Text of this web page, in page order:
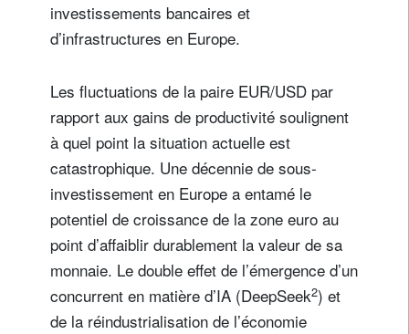
investissements bancaires et
d’infrastructures en Europe.
Les fluctuations de la paire EUR/USD par
rapport aux gains de productivité soulignent
à quel point la situation actuelle est
catastrophique. Une décennie de sous-
investissement en Europe a entamé le
potentiel de croissance de la zone euro au
point d’affaiblir durablement la valeur de sa
monnaie. Le double effet de l’émergence d’un
concurrent en matière d’IA (DeepSeek2) et
de la réindustrialisation de l’économie